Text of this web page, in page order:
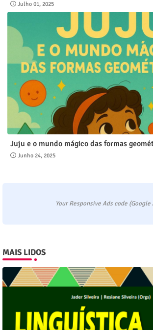
Julho 01, 2025
Juju e o mundo mágico das formas
Junho 24, 2025
Your Responsive Ads code (Google
MAIS LIDOS